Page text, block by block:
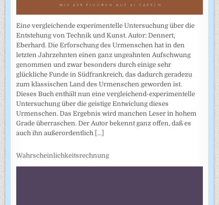
Eine vergleichende experimentelle Untersuchung über die
Entstehung von Technik und Kunst. Autor: Dennert,
Eberhard. Die Erforschung des Urmenschen hat in den
letzten Jahrzehnten einen ganz ungeahnten Aufschwung
genommen und zwar besonders durch einige sehr
glückliche Funde in Südfrankreich, das dadurch geradezu
zum klassischen Land des Urmenschen geworden ist.
Dieses Buch enthält nun eine vergleichend-experimentelle
Untersuchung über die geistige Entwiclung dieses
Urmenschen. Das Ergebnis wird manchen Leser in hohem
Grade überraschen. Der Autor bekennt ganz offen, daß es
auch ihn außerordentlich [...]
Wahrscheinlichkeitsrechnung